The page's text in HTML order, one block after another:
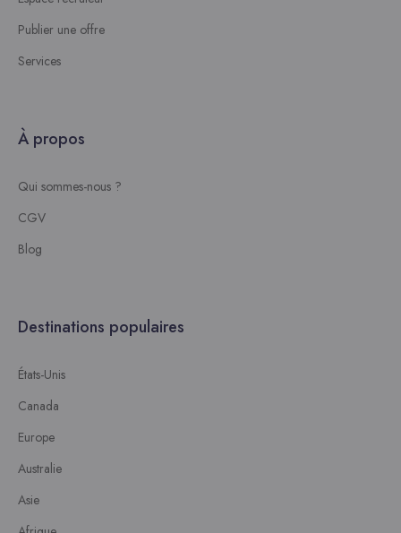
Publier une offre
Services
À propos
Qui sommes-nous ?
CGV
Blog
Destinations populaires
États-Unis
Canada
Europe
Australie
Asie